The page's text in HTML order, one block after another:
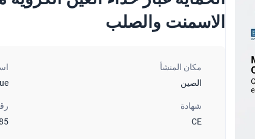
الاسمنت والصلب
مكان المنشأ
الصين
شهادة
CE